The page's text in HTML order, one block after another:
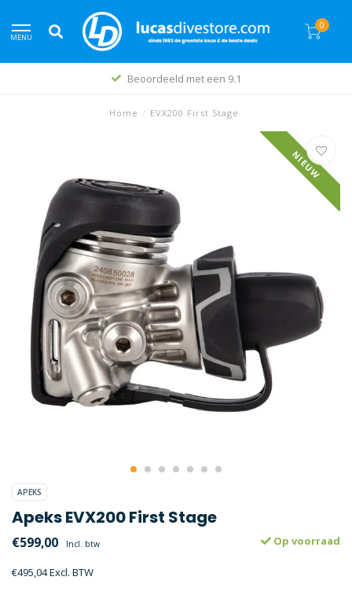
MENU
0
Beoordeeld met een 9.1
Home / EVX200 First Stage
NIEUW
APEKS
Apeks EVX200 First Stage
€599,00 Incl. btw
€495,04 Excl. BTW
Op voorraad